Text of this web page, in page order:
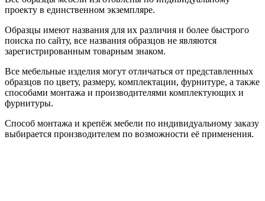
проекту в единственном экземпляре.
Образцы имеют названия для их различия и более быстрого
поиска по сайту, все названия образцов не являются
зарегистрированным товарным знаком.
Все мебельные изделия могут отличаться от представленных
образцов по цвету, размеру, комплектации, фурнитуре, а также
способами монтажа и производителями комплектующих и
фурнитуры.
Способ монтажа и крепёж мебели по индивидуальному заказу
выбирается производителем по возможности её применения.